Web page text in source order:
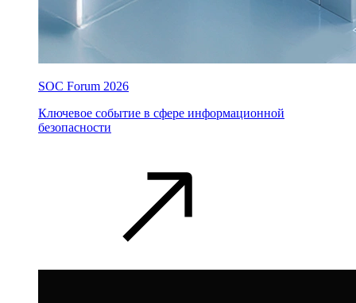
SOC Forum 2026
Ключевое событие в сфере информационной
безопасности